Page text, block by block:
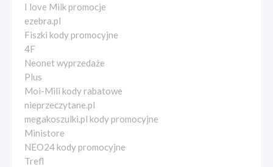
I love Milk promocje
ezebra.pl
Fiszki kody promocyjne
4F
Neonet wyprzedaże
Plus
Moi-Mili kody rabatowe
nieprzeczytane.pl
megakoszulki.pl kody promocyjne
Ministore
NEO24 kody promocyjne
Trefl